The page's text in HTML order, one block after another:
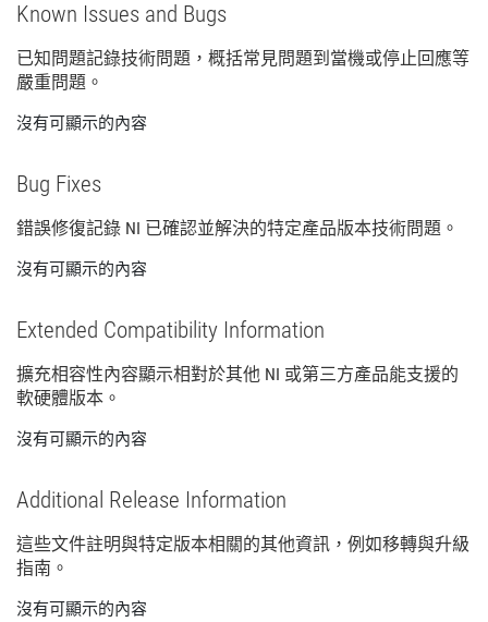
Known Issues and Bugs
已知問題記錄技術問題， 概括常見問題到 當機或停止回應等
嚴重問題。
沒有可顯示的內容
Bug Fixes
錯誤修復記錄 NI 已確認並解決的特定產品版本技術問題。
沒有可顯示的內容
Extended Compatibility Information
擴充相容性內容顯示相對於其他 NI 或第三方產品能支援的
軟硬體版本。
沒有可顯示的內容
Additional Release Information
這些文件註明與特定版本相關的其他資訊， 例如移轉與升級
指南。
沒有可顯示的內容